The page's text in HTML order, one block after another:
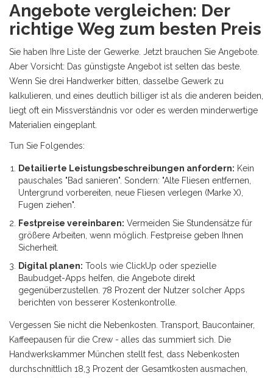
Angebote vergleichen: Der
richtige Weg zum besten Preis
Sie haben Ihre Liste der Gewerke. Jetzt brauchen Sie Angebote.
Aber Vorsicht: Das günstigste Angebot ist selten das beste.
Wenn Sie drei Handwerker bitten, dasselbe Gewerk zu
kalkulieren, und eines deutlich billiger ist als die anderen beiden,
liegt oft ein Missverständnis vor oder es werden minderwertige
Materialien eingeplant.
Tun Sie Folgendes:
Detailierte Leistungsbeschreibungen anfordern: Kein
pauschales "Bad sanieren". Sondern: "Alte Fliesen entfernen,
Untergrund vorbereiten, neue Fliesen verlegen (Marke X),
Fugen ziehen".
Festpreise vereinbaren: Vermeiden Sie Stundensätze für
größere Arbeiten, wenn möglich. Festpreise geben Ihnen
Sicherheit.
Digital planen: Tools wie ClickUp oder spezielle
Baubudget-Apps helfen, die Angebote direkt
gegenüberzustellen. 78 Prozent der Nutzer solcher Apps
berichten von besserer Kostenkontrolle.
Vergessen Sie nicht die Nebenkosten. Transport, Baucontainer,
Kaffeepausen für die Crew - alles das summiert sich. Die
Handwerkskammer München stellt fest, dass Nebenkosten
durchschnittlich 18,3 Prozent der Gesamtkosten ausmachen,